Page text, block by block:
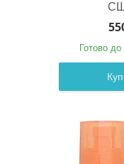
Готово до